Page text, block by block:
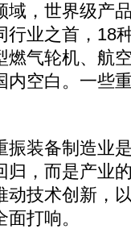
，世界级产
业之首，18
气轮机、航
内空白。一些
装备制造业
，而是产业
技术创新，
打响。